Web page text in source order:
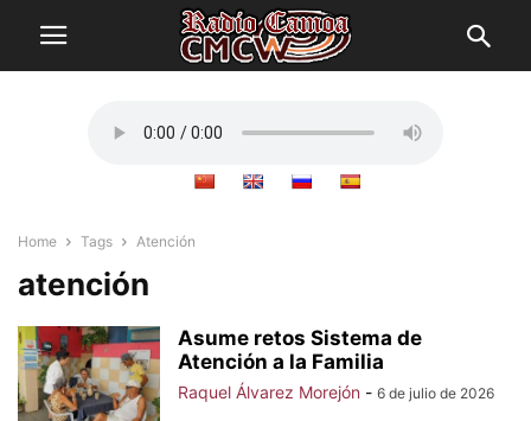
Home Tags Atención
atención
Asume retos Sistema de
Atención a la Familia
Raquel Álvarez Morejón - 6 de julio de 2026